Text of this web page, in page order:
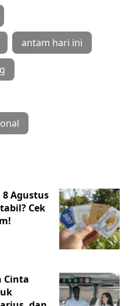
antam hari ini
8 Agustus
Cek
Cinta